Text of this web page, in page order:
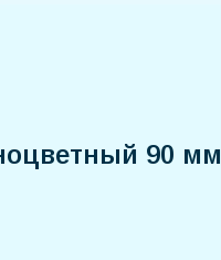
90 мм